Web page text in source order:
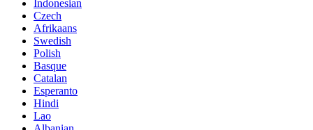
Indonesian
Czech
Afrikaans
Swedish
Polish
Basque
Catalan
Esperanto
Hindi
Lao